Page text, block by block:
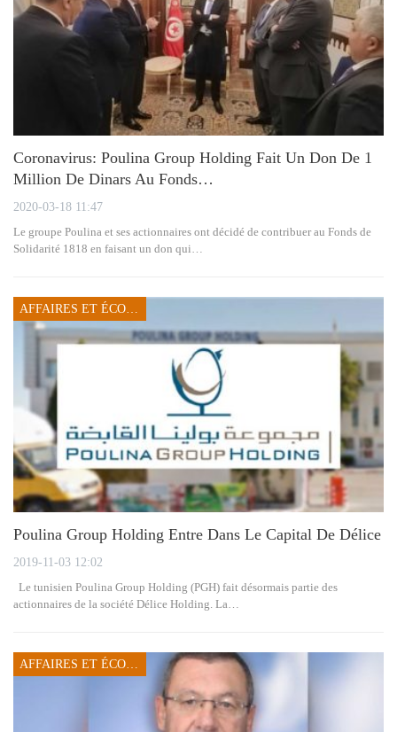
Coronavirus: Poulina Group Holding Fait Un Don De 1
Million De Dinars Au Fonds…
2020-03-18 11:47
Le groupe Poulina et ses actionnaires ont décidé de contribuer au Fonds de
Solidarité 1818 en faisant un don qui…
AFFAIRES ET ÉCONOMIE
Poulina Group Holding Entre Dans Le Capital De Délice
2019-11-03 12:02
Le tunisien Poulina Group Holding (PGH) fait désormais partie des
actionnaires de la société Délice Holding. La…